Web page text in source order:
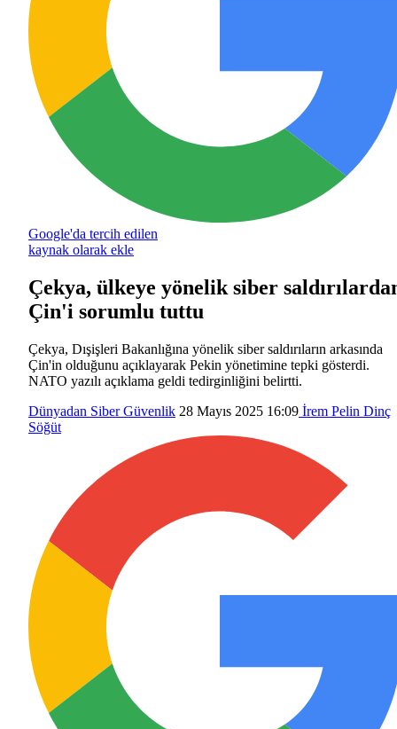
Google'da tercih edilen
kaynak olarak ekle
Çekya, ülkeye yönelik siber
Çin'i sorumlu tuttu
Çekya, Dışişleri Bakanlığına yönelik siber saldırıların arkasında
Çin'in olduğunu açıklayarak Pekin yönetimine tepki gösterdi.
NATO yazılı açıklama geldi tedirginliğini belirtti.
Dünyadan Siber Güvenlik 28 Mayıs 2025 16:09 İrem Pelin Dinç
Söğüt